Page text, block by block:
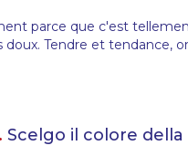
parce que c'est
doux. Tendre et tendance,
Scelgo il colore